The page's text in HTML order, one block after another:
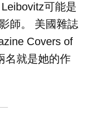
可能是
師。 美國雜誌
Covers of
名就是她的作